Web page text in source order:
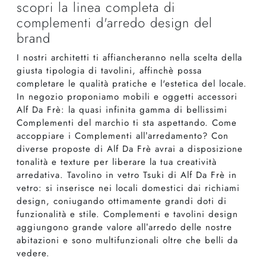
scopri la linea completa di
complementi d'arredo design del
brand
I nostri architetti ti affiancheranno nella scelta della
giusta tipologia di tavolini, affinchè possa
completare le qualità pratiche e l'estetica del locale.
In negozio proponiamo mobili e oggetti accessori
Alf Da Frè: la quasi infinita gamma di bellissimi
Complementi del marchio ti sta aspettando. Come
accoppiare i Complementi all’arredamento? Con
diverse proposte di Alf Da Frè avrai a disposizione
tonalità e texture per liberare la tua creatività
arredativa. Tavolino in vetro Tsuki di Alf Da Frè in
vetro: si inserisce nei locali domestici dai richiami
design, coniugando ottimamente grandi doti di
funzionalità e stile. Complementi e tavolini design
aggiungono grande valore all’arredo delle nostre
abitazioni e sono multifunzionali oltre che belli da
vedere.